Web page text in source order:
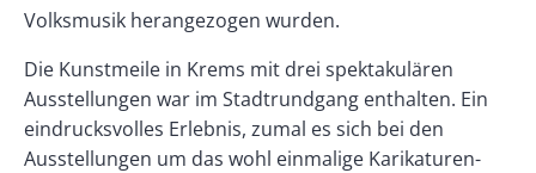
Volksmusik herangezogen wurden.
Die Kunstmeile in Krems mit drei spektakulären
Ausstellungen war im Stadtrundgang enthalten. Ein
eindrucksvolles Erlebnis, zumal es sich bei den
Ausstellungen um das wohl einmalige Karikaturen-